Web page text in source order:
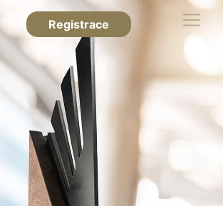
Registrace